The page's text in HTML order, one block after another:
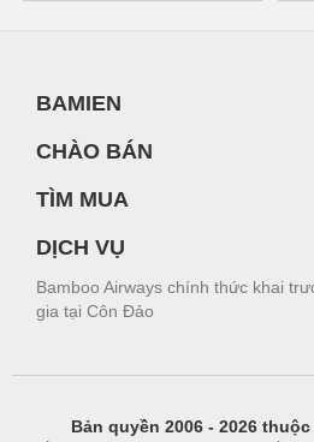
BAMIEN
CHÀO BÁN
TÌM MUA
DỊCH VỤ
Bamboo Airways chính thức khai
gia tại Côn Đảo
Bản quyền 2006 - 2026